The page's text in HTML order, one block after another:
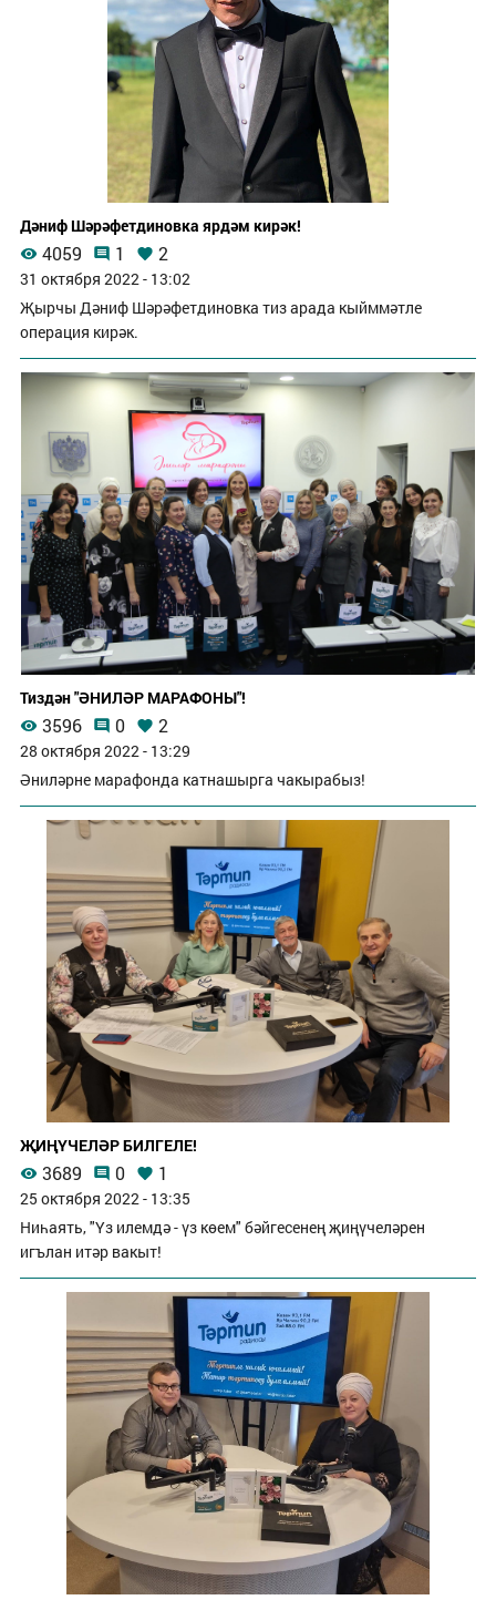
Дәниф Шәрәфетдиновка ярдәм кирәк!
4059 1 2
31 октября 2022 - 13:02
Җырчы Дәниф Шәрәфетдиновка тиз арада кыйммәтле
операция кирәк.
Тиздән "ӘНИЛӘР МАРАФОНЫ"!
3596 0 2
28 октября 2022 - 13:29
Әниләрне марафонда катнашырга чакырабыз!
ҖИҢҮЧЕЛӘР БИЛГЕЛЕ!
3689 0 1
25 октября 2022 - 13:35
Ниһаять, "Үз илемдә - үз көем" бәйгесенең җиңүчеләрен
игълан итәр вакыт!